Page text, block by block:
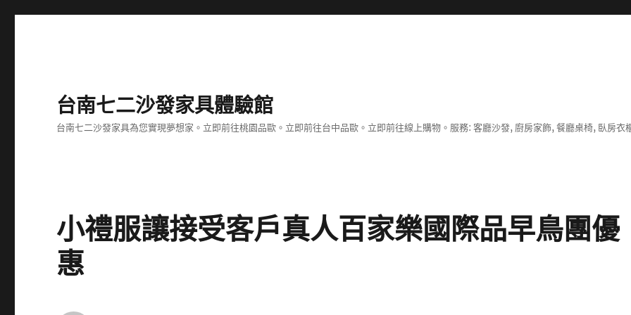
台南七二沙發家具體驗館
台南七二沙發家具為您實現夢想家。立即前往桃園品歐。立即前往台中品歐。立即前往線上購物。服務: 客廳沙發, 廚房家飾, 餐廳桌椅, 臥房衣
小禮服讓接受客戶真人百家樂國際品早鳥團優
惠